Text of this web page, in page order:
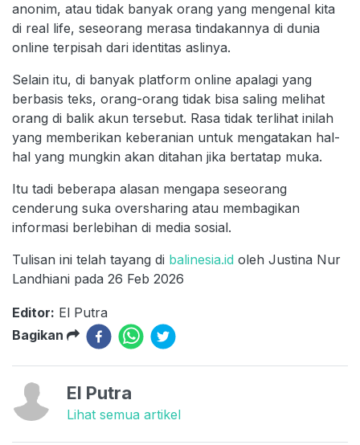
anonim, atau tidak banyak orang yang mengenal kita
di real life, seseorang merasa tindakannya di dunia
online terpisah dari identitas aslinya.
Selain itu, di banyak platform online apalagi yang
berbasis teks, orang-orang tidak bisa saling melihat
orang di balik akun tersebut. Rasa tidak terlihat inilah
yang memberikan keberanian untuk mengatakan hal-
hal yang mungkin akan ditahan jika bertatap muka.
Itu tadi beberapa alasan mengapa seseorang
cenderung suka oversharing atau membagikan
informasi berlebihan di media sosial.
Tulisan ini telah tayang di balinesia.id oleh Justina Nur
Landhiani pada 26 Feb 2026
Editor: El Putra
Bagikan
El Putra
Lihat semua artikel